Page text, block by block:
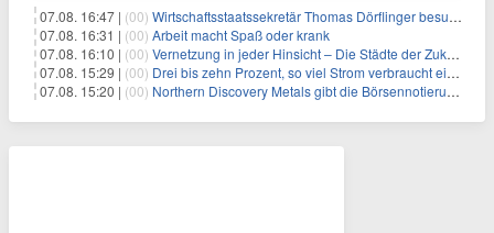
07.08. 16:47 | (00) Wirtschaftsstaatssekretär Thomas Dörflinger besucht Handwerksbetrieb im Kammerbezirk Freiburg
07.08. 16:31 | (00) Arbeit macht Spaß oder krank
07.08. 16:10 | (00) Vernetzung in jeder Hinsicht – Die Städte der Zukunft sind grün-blau
07.08. 15:29 | (00) Drei bis zehn Prozent, so viel Strom verbraucht ein Aufzug im Gebäude
07.08. 15:20 | (00) Northern Discovery Metals gibt die Börsennotierung an der Frankfurter Wertpapierbörse bekannt